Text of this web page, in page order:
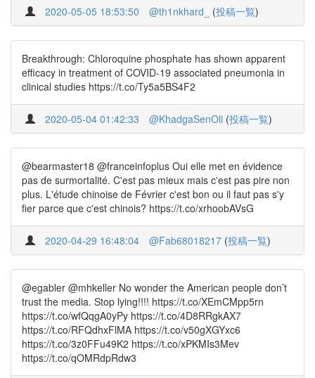
2020-05-05 18:53:50 @th1nkhard_ (投稿一覧)
Breakthrough: Chloroquine phosphate has shown apparent
efficacy in treatment of COVID-19 associated pneumonia in
clinical studies https://t.co/Ty5a5BS4F2
2020-05-04 01:42:33 @KhadgaSenOli (投稿一覧)
@bearmaster18 @franceinfoplus Oui elle met en évidence
pas de surmortalité. C'est pas mieux mais c'est pas pire non
plus. L'étude chinoise de Février c'est bon ou il faut pas s'y
fier parce que c'est chinois? https://t.co/xrhoobAVsG
2020-04-29 16:48:04 @Fab68018217 (投稿一覧)
@egabler @mhkeller No wonder the American people don’t
trust the media. Stop lying!!!! https://t.co/XEmCMpp5rn
https://t.co/wfQqgA0yPy https://t.co/4D8RRgkAX7
https://t.co/RFQdhxFlMA https://t.co/v50gXGYxc6
https://t.co/3z0FFu49K2 https://t.co/xPKMIs3Mev
https://t.co/qOMRdpRdw3